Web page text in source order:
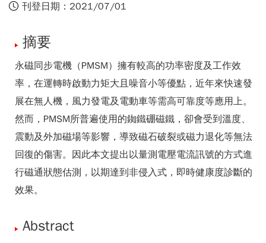
刊登日期：2021/07/01
摘要
永磁同步電機（PMSM）擁有較高的功率密度及工作效
率，在運轉時啟動力矩大且噪音小等優點，近年來快速發
展在無人機，風力發電及電動車等需高可靠度等應用上。
然而，PMSM所普遍使用的銣鐵硼磁鐵，卻會受到溫度、
震動及外加磁場等影響，導致磁石破裂或磁力退化等無法
回復的傷害。因此本文提出以量測電壓電流訊號的方式進
行磁通狀態估測，以期達到非侵入式，即時健康度診斷的
效果。
Abstract